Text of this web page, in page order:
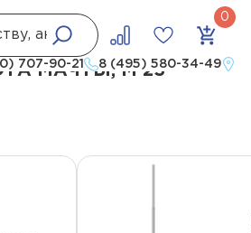
707-90-21 8 (495) 580-34-49
высота мачты, м 23
МАЧТЫ, М 23